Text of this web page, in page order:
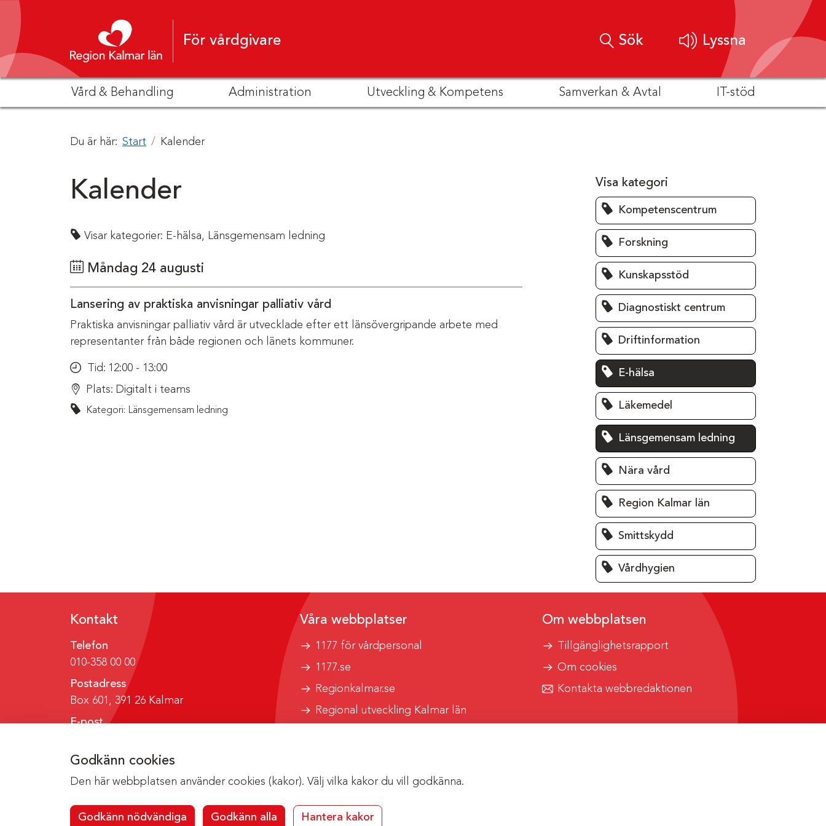
Godkänn cookies
Den här webbplatsen använder cookies (kakor). Välj vilka kakor du vill godkänna.
Godkänn nödvändiga Godkänn alla Hantera kakor
Hoppa till innehåll
För vårdgivare Sök Lyssna
Vård & Behandling Administration Utveckling & Kompetens Samverkan & Avtal IT-stöd
Du är här: Start Kalender
Kalender
Visar kategorier: E-hälsa, Länsgemensam ledning
Måndag 24 augusti
Lansering av praktiska anvisningar palliativ vård
Praktiska anvisningar palliativ vård är utvecklade efter ett länsövergripande arbete med
representanter från både regionen och länets kommuner.
Tid: 12:00 - 13:00
Plats: Digitalt i teams
Kategori: Länsgemensam ledning
Visa kategori
Kompetenscentrum
Forskning
Kunskapsstöd
Diagnostiskt centrum
Driftinformation
E-hälsa
Läkemedel
Länsgemensam ledning
Nära vård
Region Kalmar län
Smittskydd
Vårdhygien
Kontakt
Telefon
010-358 00 00
Postadress
Box 601, 391 26 Kalmar
E-post
Våra webbplatser
1177 för vårdpersonal
1177.se
Regionkalmar.se
Regional utveckling Kalmar län
Om webbplatsen
Tillgänglighetsrapport
Om cookies
Kontakta webbredaktionen